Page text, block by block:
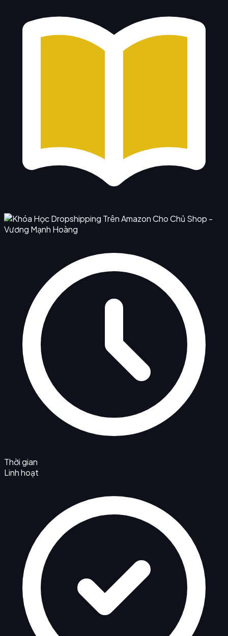
Thời gian
Linh hoạt